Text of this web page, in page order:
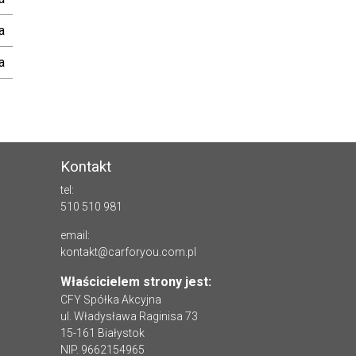
Kontakt
tel:
510 510 981
email:
kontakt@carforyou.com.pl
Właścicielem strony jest:
CFY Spółka Akcyjna
ul. Władysława Raginisa 73
15-161 Białystok
NIP. 9662154965